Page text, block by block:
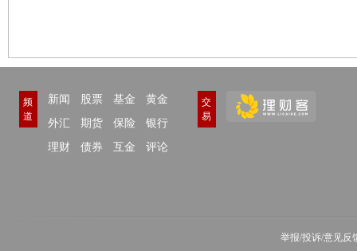
频
道
新闻 股票 基金
黄金
外汇
期货 保险
银行
理财
债券 互金 评论
交
易
举报/投诉/意见反